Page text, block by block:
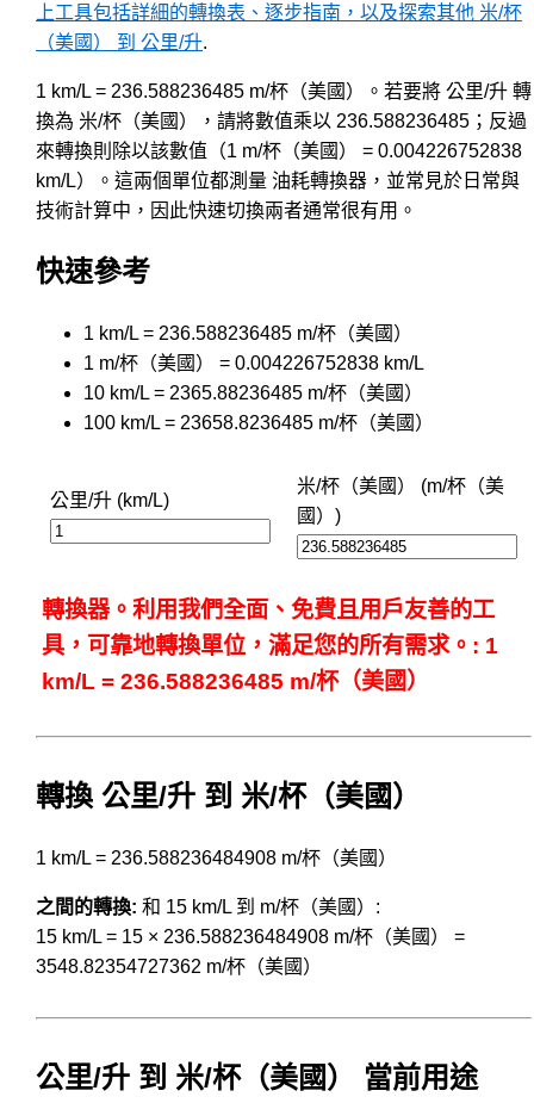
上工具包括詳細的轉換表、逐步指南，以及探索其他 米/杯
（美國） 到 公里/升.
1 km/L = 236.588236485 m/杯（美國）。若要將 公里/升 轉
換為 米/杯（美國），請將數值乘以 236.588236485；反過
來轉換則除以該數值（1 m/杯（美國） = 0.004226752838
km/L）。這兩個單位都測量 油耗轉換器，並常見於日常與
技術計算中，因此快速切換兩者通常很有用。
快速參考
1 km/L = 236.588236485 m/杯（美國）
1 m/杯（美國） = 0.004226752838 km/L
10 km/L = 2365.88236485 m/杯（美國）
100 km/L = 23658.8236485 m/杯（美國）
公里/升 (km/L)
米/杯（美國） (m/杯（美
國）)
轉換器。利用我們全面、免費且用戶友善的工
具，可靠地轉換單位，滿足您的所有需求。: 1
km/L = 236.588236485 m/杯（美國）
轉換 公里/升 到 米/杯（美國）
1 km/L = 236.588236484908 m/杯（美國）
之間的轉換: 和 15 km/L 到 m/杯（美國）:
15 km/L = 15 × 236.588236484908 m/杯（美國） =
3548.82354727362 m/杯（美國）
公里/升 到 米/杯（美國） 當前用途